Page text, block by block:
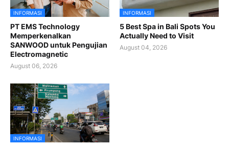
INFORMASI
PT EMS Technology
Memperkenalkan
SANWOOD untuk Pengujian
Electromagnetic
August 06, 2026
INFORMASI
5 Best Spa in Bali Spots You
Actually Need to Visit
August 04, 2026
INFORMASI